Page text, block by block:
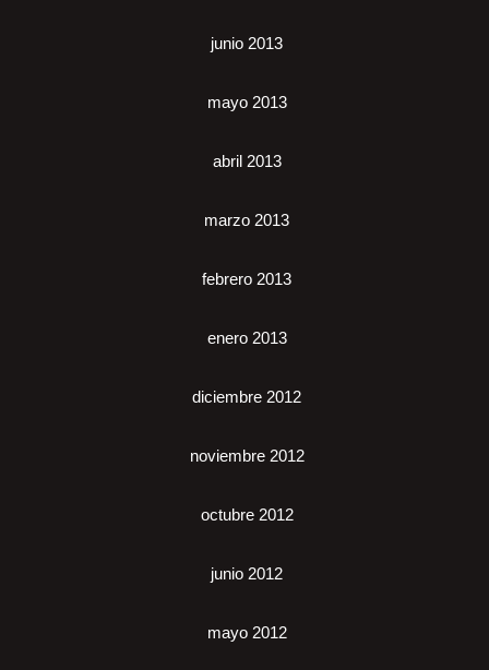
junio 2013
mayo 2013
abril 2013
marzo 2013
febrero 2013
enero 2013
diciembre 2012
noviembre 2012
octubre 2012
junio 2012
mayo 2012